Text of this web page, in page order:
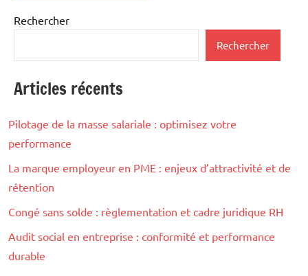
Rechercher
Rechercher
Articles récents
Pilotage de la masse salariale : optimisez votre
performance
La marque employeur en PME : enjeux d’attractivité et de
rétention
Congé sans solde : règlementation et cadre juridique RH
Audit social en entreprise : conformité et performance
durable